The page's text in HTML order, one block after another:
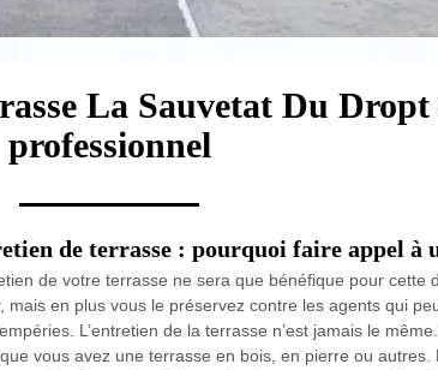
La Sauvetat Du
professionnel
de terrasse : pourquoi faire appel à
de votre terrasse ne sera que bénéfique pour
mais en plus vous le préservez contre les agents qui
L’entretien de la terrasse n’est jamais le
vous avez une terrasse en bois, en pierre ou